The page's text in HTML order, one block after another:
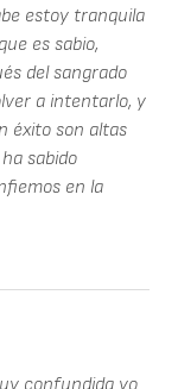
estoy tranquila
es sabio,
del sangrado
a intentarlo, y
éxito son altas
sabido
en la
confundida yo